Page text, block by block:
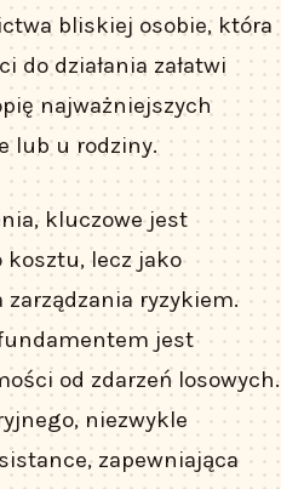
bliskiej osobie, która
do działania załatwi
najważniejszych
lub u rodziny.
kluczowe jest
lecz jako
ryzykiem.
fundamentem jest
od zdarzeń losowych.
niezwykle
zapewniająca